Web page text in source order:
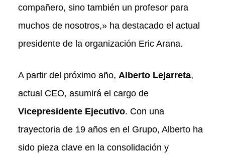
compañero, sino también un profesor para
muchos de nosotros,» ha destacado el actual
presidente de la organización Eric Arana.
A partir del próximo año, Alberto Lejarreta,
actual CEO, asumirá el cargo de
Vicepresidente Ejecutivo. Con una
trayectoria de 19 años en el Grupo, Alberto ha
sido pieza clave en la consolidación y